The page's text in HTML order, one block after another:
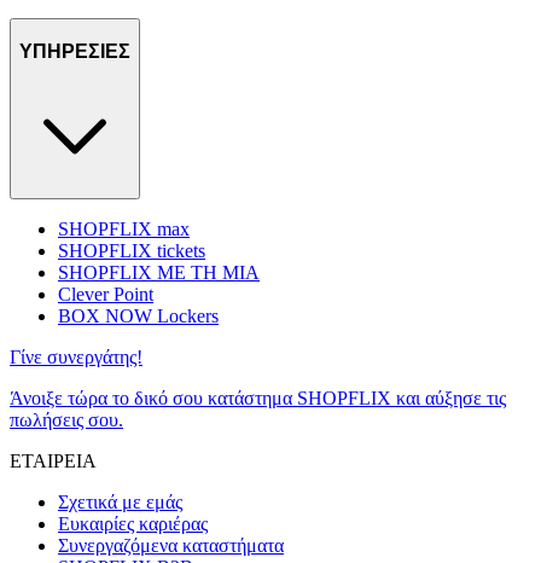
ΥΠΗΡΕΣΙΕΣ
SHOPFLIX max
SHOPFLIX tickets
SHOPFLIX ΜΕ ΤΗ ΜΙΑ
Clever Point
BOX NOW Lockers
Γίνε συνεργάτης!
Άνοιξε τώρα το δικό σου κατάστημα SHOPFLIX και αύξησε τις
πωλήσεις σου.
ΕΤΑΙΡΕΙΑ
Σχετικά με εμάς
Ευκαιρίες καριέρας
Συνεργαζόμενα καταστήματα